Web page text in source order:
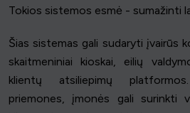
Tokios sistemos esmė - sumažinti
Šias sistemas gali sudaryti įvairūs
skaitmeniniai kioskai, eilių
klientų atsiliepimų
priemones, įmonės gali surinkti